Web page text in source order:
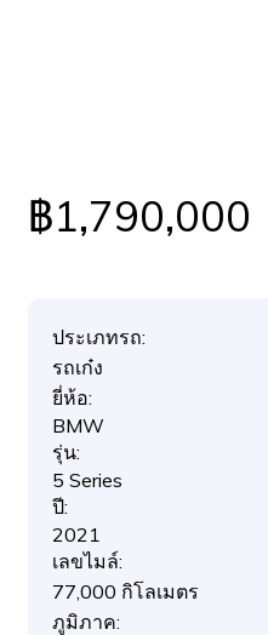
฿1,790,000
ประเภทรถ:
รถเก๋ง
ยี่ห้อ:
BMW
รุ่น:
5 Series
ปี:
2021
เลขไมล์:
77,000 กิโลเมตร
ภูมิภาค: